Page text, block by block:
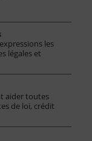
les
légales et
aider toutes
de loi, crédit